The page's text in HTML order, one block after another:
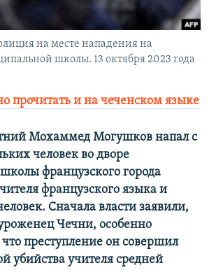
РС
на месте нападения на
школы. 13 октября 2023 года
прочитать и на чеченском языке
Мохаммед Могушков напал с
человек во дворе
французского города
французского языка и
Сначала власти заявили,
Чечни, особенно
преступление он совершил
убийства учителя средней